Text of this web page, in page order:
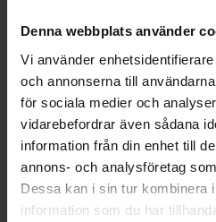
Denna webbplats använder
Vi använder
och annonserna till
för sociala medier och
vidarebefordrar även sådana
information från din enhet till
annons- och analysföretag
Dessa kan i sin tur kombinera
information som du har
Sieniveitsi
Alk.4,95 €
Samankaltaiset tuotteet